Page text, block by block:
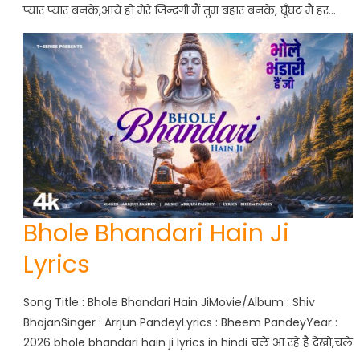
प्यार प्यार बनके,आये हो मेरे जिन्दगी मैं तुम बहार बनके, घूँघट मैं हर…
Bhole Bhandari Hain Ji
Lyrics
Song Title : Bhole Bhandari Hain JiMovie/Album : Shiv
BhajanSinger : Arrjun PandeyLyrics : Bheem PandeyYear :
2026 bhole bhandari hain ji lyrics in hindi चले आ रहे हैं देखो,चले